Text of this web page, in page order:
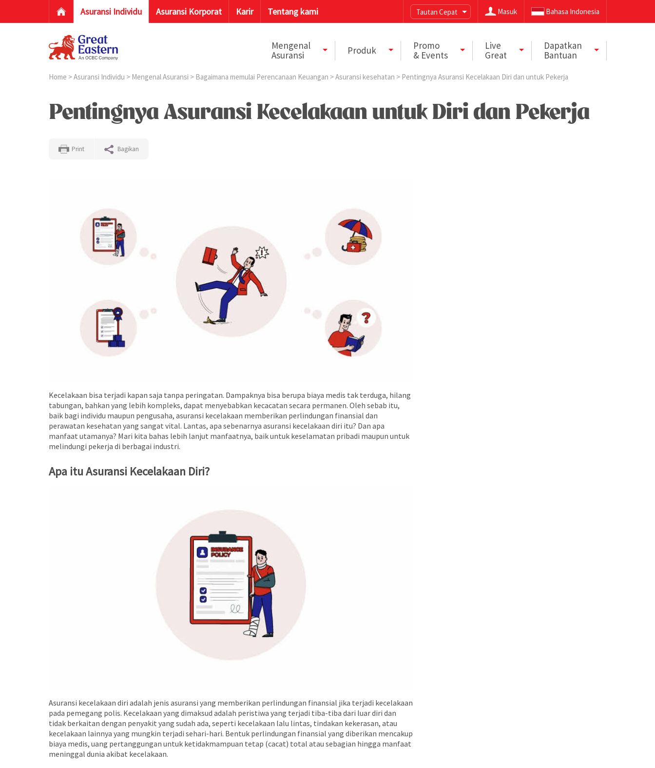
Asuransi Individu Asuransi Korporat Karir Tentang kami Tautan Cepat Masuk Bahasa Indonesia
Mengenal
Asuransi
Produk
Promo
& Events
Live
Great
Dapatkan
Bantuan
Home >Asuransi Individu > Mengenal Asuransi > Bagaimana memulai Perencanaan Keuangan >Asuransi kesehatan > Pentingnya Asuransi Kecelakaan Diri dan untuk Pekerja
Pentingnya Asuransi Kecelakaan untuk Diri dan Pekerja
Print Bagikan
Kecelakaan bisa terjadi kapan saja tanpa peringatan. Dampaknya bisa berupa biaya medis tak terduga, hilang
tabungan, bahkan yang lebih kompleks, dapat menyebabkan kecacatan secara permanen. Oleh sebab itu,
baik bagi individu maupun pengusaha, asuransi kecelakaan memberikan perlindungan finansial dan
perawatan kesehatan yang sangat vital. Lantas, apa sebenarnya asuransi kecelakaan diri itu? Dan apa
manfaat utamanya? Mari kita bahas lebih lanjut manfaatnya, baik untuk keselamatan pribadi maupun untuk
melindungi pekerja di berbagai industri.
Apa itu Asuransi Kecelakaan Diri?
Asuransi kecelakaan diri adalah jenis asuransi yang memberikan perlindungan finansial jika terjadi kecelakaan
pada pemegang polis. Kecelakaan yang dimaksud adalah peristiwa yang terjadi tiba-tiba dari luar diri dan
tidak berkaitan dengan penyakit yang sudah ada, seperti kecelakaan lalu lintas, tindakan kekerasan, atau
kecelakaan lainnya yang mungkin terjadi sehari-hari. Bentuk perlindungan finansial yang diberikan mencakup
biaya medis, uang pertanggungan untuk ketidakmampuan tetap (cacat) total atau sebagian hingga manfaat
meninggal dunia akibat kecelakaan.